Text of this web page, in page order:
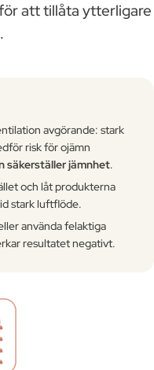
att tillåta ytterligare
avgörande: stark
risk för ojämn
säkerställer jämnhet.
och låt produkterna
stark luftflöde.
använda felaktiga
resultatet negativt.